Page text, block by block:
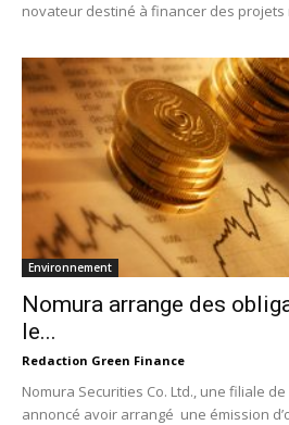
novateur destiné à financer des projets
Environnement
Nomura arrange des
le...
Redaction Green Finance
Nomura Securities Co. Ltd., une filiale
annoncé avoir arrangé une émission